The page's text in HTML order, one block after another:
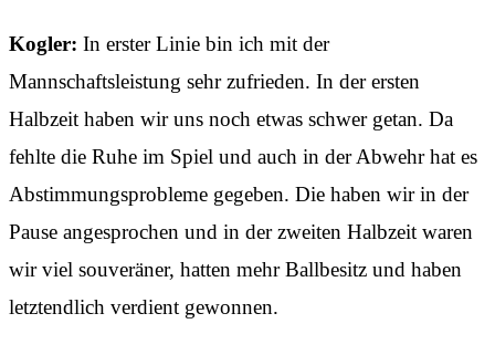
Kogler: In erster Linie bin ich mit der
Mannschaftsleistung sehr zufrieden. In der ersten
Halbzeit haben wir uns noch etwas schwer getan. Da
fehlte die Ruhe im Spiel und auch in der Abwehr hat es
Abstimmungsprobleme gegeben. Die haben wir in der
Pause angesprochen und in der zweiten Halbzeit waren
wir viel souveräner, hatten mehr Ballbesitz und haben
letztendlich verdient gewonnen.